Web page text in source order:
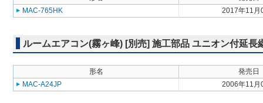
MAC-765HK
2017年11月
ルームエアコン(霧ヶ峰) [別売] 施工部品 ユニオン付延長
形名
発売日
MAC-A24JP
2006年11月